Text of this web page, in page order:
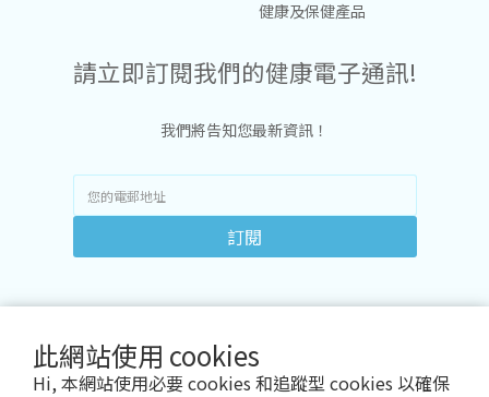
此網站使用 cookies
Hi, 本網站使用必要 cookies 和追蹤型 cookies 以確保
健康及保健產品
請立即訂閱我們的健康電子通訊!
我們將告知您最新資訊！
訂閱